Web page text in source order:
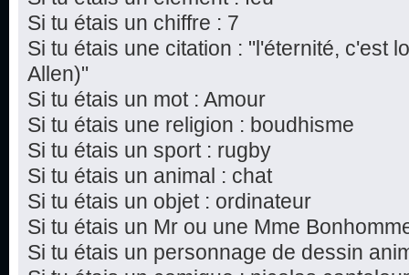
Si tu étais un chiffre : 7
Si tu étais une citation : "l'éternité, c'est
Allen)"
Si tu étais un mot : Amour
Si tu étais une religion : boudhisme
Si tu étais un sport : rugby
Si tu étais un animal : chat
Si tu étais un objet : ordinateur
Si tu étais un Mr ou une Mme
Si tu étais un personnage de dessin